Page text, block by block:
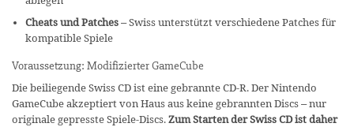
Cheats und Patches– Swiss unterstützt verschiedene Patches für
kompatible Spiele
Voraussetzung: Modifizierter GameCube
Die beiliegende Swiss CD ist eine gebrannte CD-R. Der Nintendo
GameCube akzeptiert von Haus aus keine gebrannten Discs – nur
originale gepresste Spiele-Discs.Zum Starten der Swiss CD ist daher